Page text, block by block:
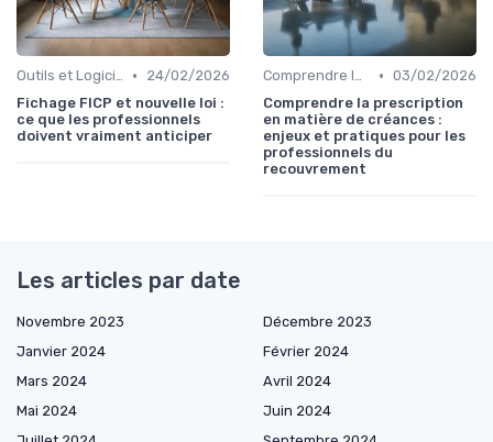
Outils et Logiciels de Gestion de Créances •
24/02/2026
Fichage FICP et nouvelle loi :
ce que les professionnels
doivent vraiment anticiper
Comprendre le Recouvrement de Créances • 03/02/2026
Comprendre la prescription
en matière de créances :
enjeux et pratiques pour les
professionnels du
recouvrement
Les articles par date
Novembre 2023
Décembre 2023
Janvier 2024
Février 2024
Mars 2024
Avril 2024
Mai 2024
Juin 2024